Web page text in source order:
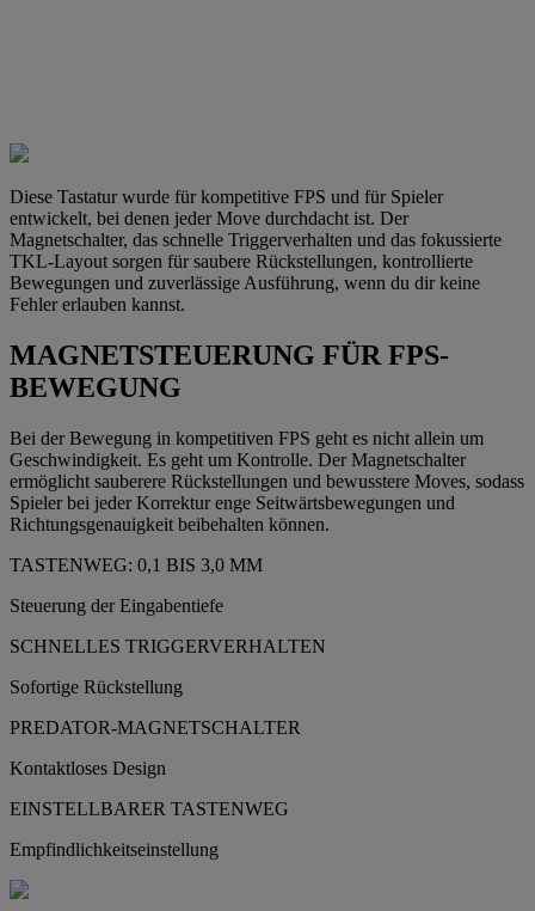
Diese Tastatur wurde für kompetitive FPS und für Spieler
entwickelt, bei denen jeder Move durchdacht ist. Der
Magnetschalter, das schnelle Triggerverhalten und das fokussierte
TKL-Layout sorgen für saubere Rückstellungen, kontrollierte
Bewegungen und zuverlässige Ausführung, wenn du dir keine
Fehler erlauben kannst.
MAGNETSTEUERUNG FÜR FPS-
BEWEGUNG
Bei der Bewegung in kompetitiven FPS geht es nicht allein um
Geschwindigkeit. Es geht um Kontrolle. Der Magnetschalter
ermöglicht sauberere Rückstellungen und bewusstere Moves, sodass
Spieler bei jeder Korrektur enge Seitwärtsbewegungen und
Richtungsgenauigkeit beibehalten können.
TASTENWEG: 0,1 BIS 3,0 MM
Steuerung der Eingabentiefe
SCHNELLES TRIGGERVERHALTEN
Sofortige Rückstellung
PREDATOR-MAGNETSCHALTER
Kontaktloses Design
EINSTELLBARER TASTENWEG
Empfindlichkeitseinstellung